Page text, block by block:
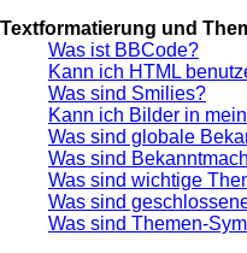
Textformatierung und
Was ist BBCode?
Kann ich HTML
Was sind Smilies?
Kann ich Bilder in
Was sind globale
Was sind
Was sind wichtige
Was sind
Was sind Themen-